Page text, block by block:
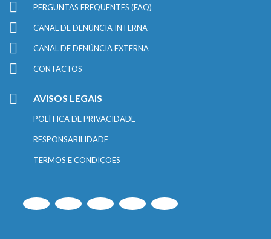
PERGUNTAS FREQUENTES (FAQ)
CANAL DE DENÚNCIA INTERNA
CANAL DE DENÚNCIA EXTERNA
CONTACTOS
AVISOS LEGAIS
POLÍTICA DE PRIVACIDADE
RESPONSABILIDADE
TERMOS E CONDIÇÕES